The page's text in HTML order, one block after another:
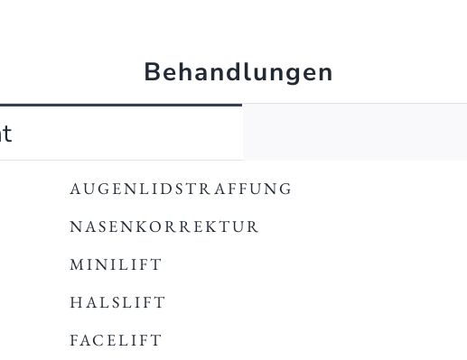
Behandlungen
AUGENLIDSTRAFFUNG
NASENKORREKTUR
MINILIFT
HALSLIFT
FACELIFT